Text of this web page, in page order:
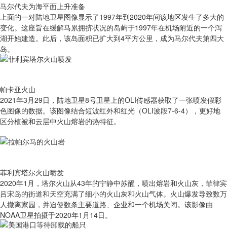
马尔代夫为海平面上升准备
​上面的一对陆地卫星图像显示了1997年到2020年间该地区发生了多大的
变化。这座旨在缓解马累拥挤状况的岛屿于1997年在机场附近的一个泻
湖开始建造。此后，该岛面积已扩大到4平方公里，成为马尔代夫第四大
岛。
帕卡亚火山
2021年3月29日，陆地卫星8号卫星上的OLI传感器获取了一张喷发假彩
色图像的数据。该图像结合短波红外和红光（OLI波段7-6-4），更好地
区分植被和云层中火山熔岩的热特征。
菲利宾塔尔火山喷发
2020年1月，塔尔火山从43年的宁静中苏醒，喷出熔岩和火山灰，菲律宾
吕宋岛的街道和天空充满了细小的火山灰和火山气体。火山爆发导致数万
人撤离家园，并迫使数条主要道路、企业和一个机场关闭。该影像由
NOAA卫星拍摄于2020年1月14日。